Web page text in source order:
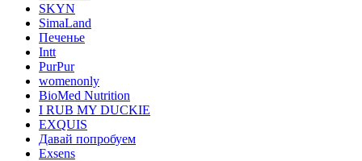
SKYN
SimaLand
Печенье
Intt
PurPur
womenonly
BioMed Nutrition
I RUB MY DUCKIE
EXQUIS
Давай попробуем
Exsens